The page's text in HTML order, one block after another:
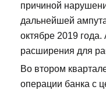
причиной
дальнейшей
октябре 2019 года.
расширения для
Во втором
операции банка с